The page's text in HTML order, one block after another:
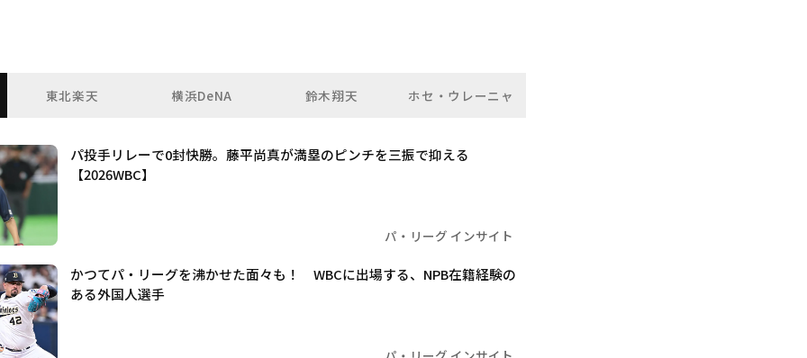
東北楽天 横浜DeNA 鈴木翔天 ホセ・ウレーニャ
パ投手リレーで0封快勝。藤平尚真が満塁のピンチを三振で抑える
【2026WBC】
パ・リーグ インサイト
かつてパ・リーグを沸かせた面々も！ WBCに出場する、NPB在籍経験の
ある外国人選手